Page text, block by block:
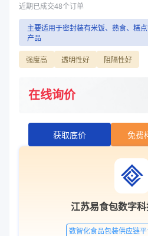
近期已成交48个订单
主要适用于密封装有米饭、熟食、糕
产品
强度高 透明性好 阻隔性好
在线询价
获取底价 免费
江苏易食包数字
数智化食品包装供应链平